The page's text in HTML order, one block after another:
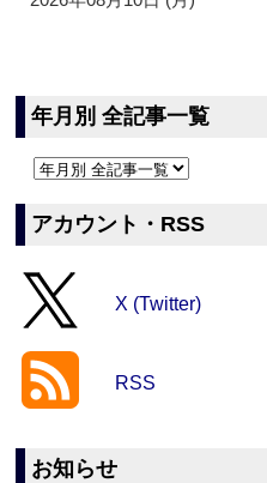
年月別 全記事一覧
アカウント・RSS
X (Twitter)
RSS
お知らせ